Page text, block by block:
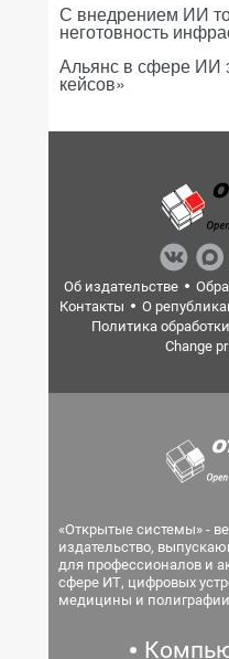
С внедрением ИИ
неготовность
Альянс в сфере ИИ
кейсов»
Об издательстве
Контакты
О
Политика
Change
«Открытые системы» -
издательство,
для профессионалов и
сфере ИТ, цифровых
медицины и